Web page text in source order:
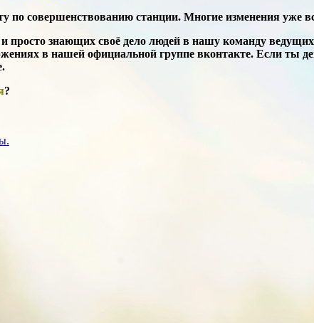
совершенствованию станции. Многие изменения уже
знающих своё дело людей в нашу команду
в нашей официальной группе вконтакте. Если ты
?